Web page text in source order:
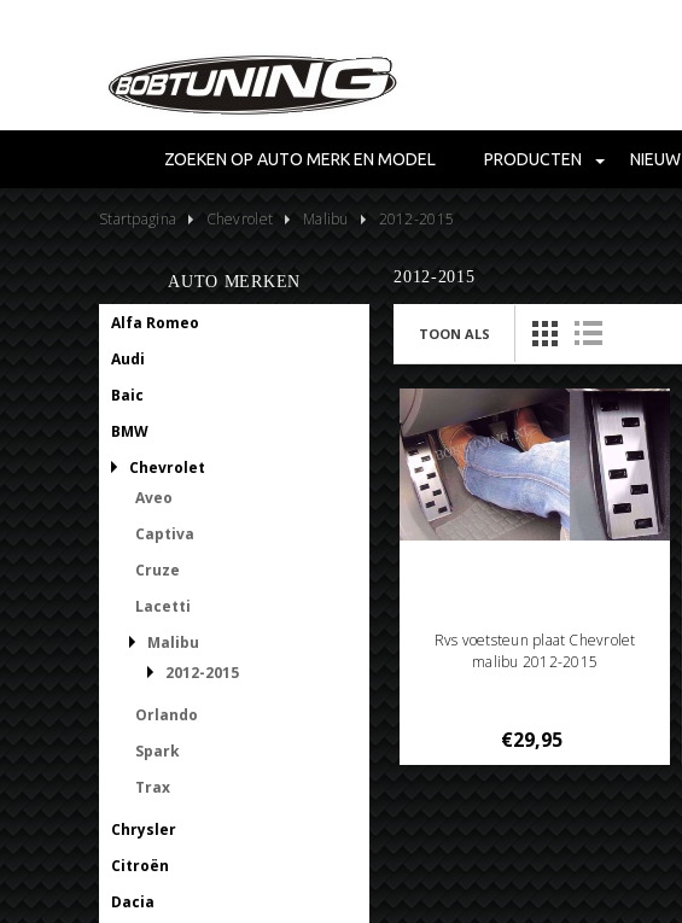
ZOEKEN OP AUTO MERK EN MODEL PRODUCTEN NIEUW
Startpagina Chevrolet Malibu 2012-2015
AUTO MERKEN
Alfa Romeo
Audi
Baic
BMW
Chevrolet
Aveo
Captiva
Cruze
Lacetti
Malibu
2012-2015
Orlando
Spark
Trax
Chrysler
Citroën
Dacia
2012-2015
TOON ALS
Rvs voetsteun plaat Chevrolet
malibu 2012-2015
€29,95